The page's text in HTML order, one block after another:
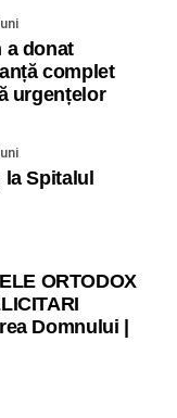
a donat
complet
urgențelor
la Spitalul
ORTODOX
Domnului |